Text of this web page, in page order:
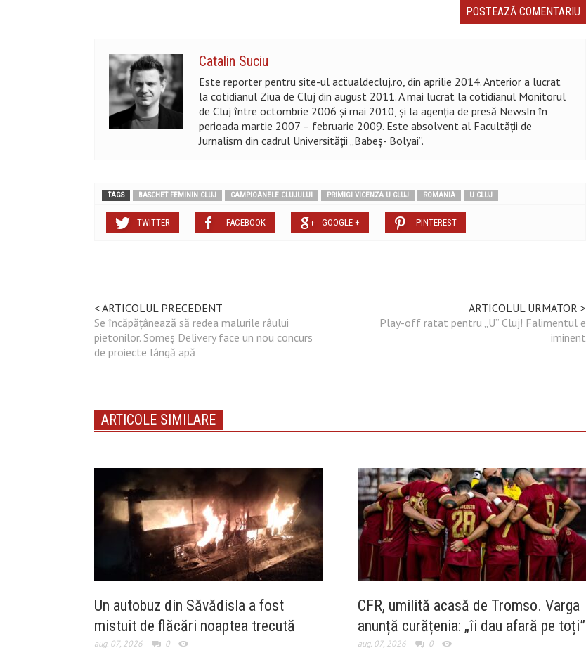
Catalin Suciu
Este reporter pentru site-ul actualdecluj.ro, din aprilie 2014. Anterior a lucrat
la cotidianul Ziua de Cluj din august 2011. A mai lucrat la cotidianul Monitorul
de Cluj între octombrie 2006 și mai 2010, şi la agenţia de presă NewsIn în
perioada martie 2007 – februarie 2009. Este absolvent al Facultății de
Jurnalism din cadrul Universităţii „Babeș- Bolyai”.
TAGS BASCHET FEMININ CLUJ CAMPIOANELE CLUJULUI PRIMIGI VICENZA U CLUJ ROMANIA U CLUJ
TWITTER FACEBOOK GOOGLE + PINTEREST
< ARTICOLUL PRECEDENT
Se încăpățânează să redea malurile râului
pietonilor. Someș Delivery face un nou concurs
de proiecte lângă apă
ARTICOLUL URMATOR >
Play-off ratat pentru „U” Cluj! Falimentul e
iminent
ARTICOLE SIMILARE
Un autobuz din Săvădisla a fost
mistuit de flăcări noaptea trecută
aug. 07, 2026 0
CFR, umilită acasă de Tromso. Varga
anunță curățenia: „îi dau afară pe toți”
aug. 07, 2026 0